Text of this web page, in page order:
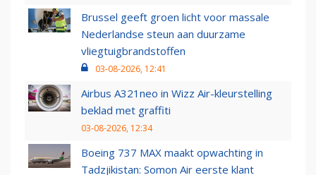
Brussel geeft groen licht voor massale
Nederlandse steun aan duurzame
vliegtuigbrandstoffen
03-08-2026, 12:41
Airbus A321neo in Wizz Air-kleurstelling
beklad met graffiti
03-08-2026, 12:34
Boeing 737 MAX maakt opwachting in
Tadzjikistan: Somon Air eerste klant